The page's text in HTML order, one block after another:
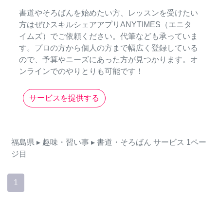
書道やそろばんを始めたい方、レッスンを受けたい
方はぜひスキルシェアアプリANYTIMES（エニタ
イムズ）でご依頼ください。代筆なども承っていま
す。プロの方から個人の方まで幅広く登録している
ので、予算やニーズにあった方が見つかります。オ
ンラインでのやりとりも可能です！
サービスを提供する
福島県 ▸ 趣味・習い事 ▸ 書道・そろばん サービス 1ペー
ジ目
1